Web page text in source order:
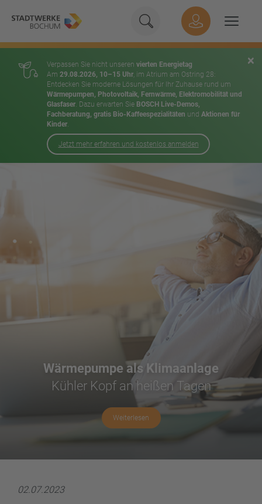
×
Verpassen Sie nicht unseren vierten Energietag
Am 29.08.2026, 10–15 Uhr, im Atrium am Ostring 28:
Entdecken Sie moderne Lösungen für Ihr Zuhause rund um
Wärmepumpen, Photovoltaik, Fernwärme, Elektromobilität und
Glasfaser. Dazu erwarten Sie BOSCH Live-Demos,
Fachberatung, gratis Bio-Kaffeespezialitäten und Aktionen für
Kinder.
Jetzt mehr erfahren und kostenlos anmelden
Geben Sie hier Ihren
Suchen
Hauptnavigation
Wärmepumpe als Klimaanlage
Kühler Kopf an heißen Tagen
Weiterlesen
02.07.2023